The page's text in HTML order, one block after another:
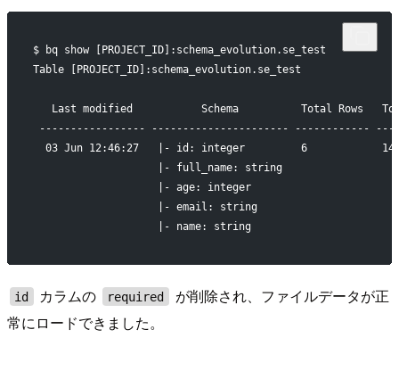
$ bq show [PROJECT_ID]:schema_evolution.se_test
Table [PROJECT_ID]:schema_evolution.se_test
Last modified           Schema          Total Rows
----------------- ---------------------- ------------
03 Jun 12:46:27   |- id: integer         6
id カラムの required
が削除され、ファイルデータが正
常にロードできました。